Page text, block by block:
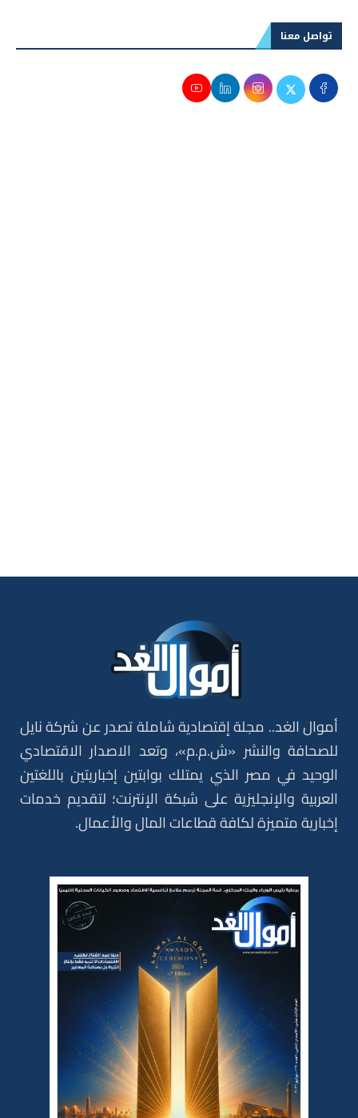
تواصل معنا
أموال الغد.. مجلة إقتصادية شاملة تصدر عن شركة نايل
للصحافة والنشر «ش.م.م»، وتعد الاصدار الاقتصادي
الوحيد في مصر الذي يمتلك بوابتين إخباريتين باللغتين
العربية والإنجليزية على شبكة الإنترنت؛ لتقديم خدمات
إخبارية متميزة لكافة قطاعات المال والأعمال.